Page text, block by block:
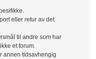
eller retur av det
til andre som har
et forum.
annen tidsavhengig